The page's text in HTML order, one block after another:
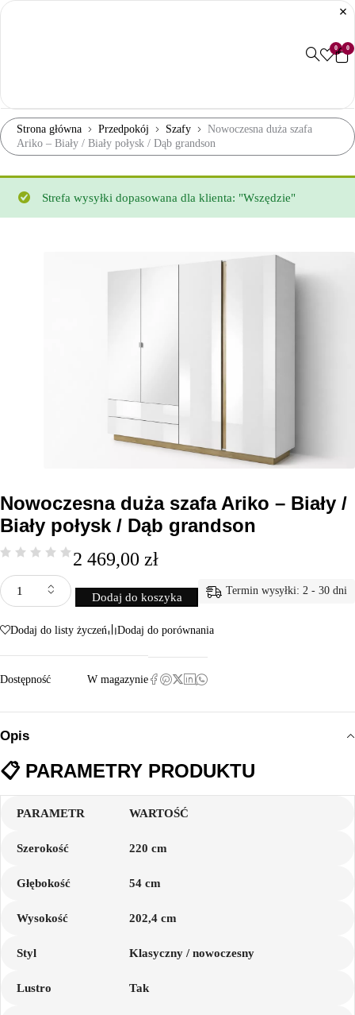
0 0
Strona główna Przedpokój Szafy
Nowoczesna duża szafa
Ariko – Biały / Biały połysk / Dąb grandson
Strefa wysyłki dopasowana dla klienta: "Wszędzie"
Nowoczesna duża szafa Ariko – Biały /
Biały połysk / Dąb grandson
2 469,00 zł
Dodaj do koszyka
Termin wysyłki: 2 - 30 dni
Dodaj do listy życzeń Dodaj do porównania
Dostępność W magazynie
Opis
📋 PARAMETRY PRODUKTU
PARAMETR WARTOŚĆ
Szerokość 220 cm
Głębokość 54 cm
Wysokość 202,4 cm
Styl Klasyczny / nowoczesny
Lustro Tak